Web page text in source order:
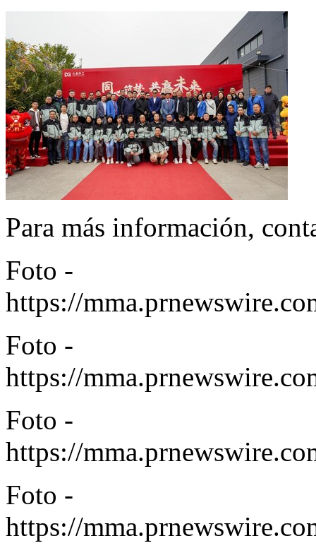
Para más información,
Foto -
https://
Foto -
https://
Foto -
https://
Foto -
https://